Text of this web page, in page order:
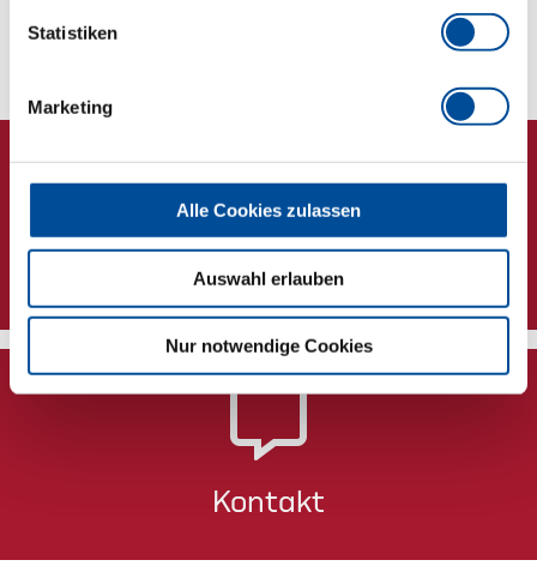
Statistiken
Marketing
Alle Cookies zulassen
Auswahl erlauben
Nur notwendige Cookies
Technische Eigenschaften
Newsletter
Kontakt